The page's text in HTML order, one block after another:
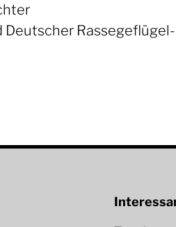
Deutscher Rassegeflügel-